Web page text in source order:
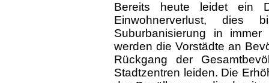
Bereits heute leidet ein
Einwohnerverlust, dies
Suburbanisierung in
werden die Vorstädte an
Rückgang der
Stadtzentren leiden. Die